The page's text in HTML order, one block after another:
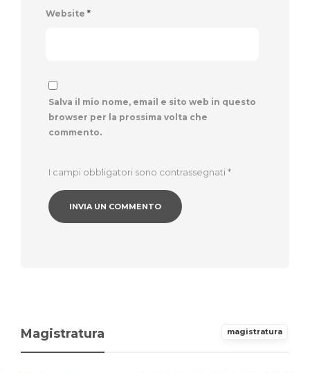
Website *
Salva il mio nome, email e sito web in questo
browser per la prossima volta che
commento.
I campi obbligatori sono contrassegnati *
Magistratura magistratura